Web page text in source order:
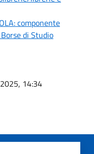
componente
di Studio
14:34